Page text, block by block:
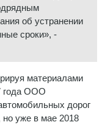
об устранении
сроки», -
материалами
года ООО
дорог
уже в мае 2018